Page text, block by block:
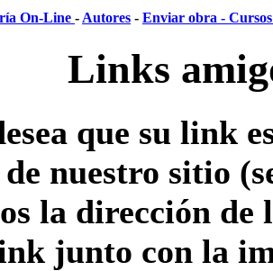
On-Line - Autores - Enviar obra -
Links
que su link
nuestro sitio
la dirección de
junto con la